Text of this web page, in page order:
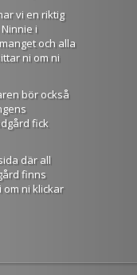
vi en riktig
i
och alla
ni om ni
bör också
fick
där all
finns
om ni klickar